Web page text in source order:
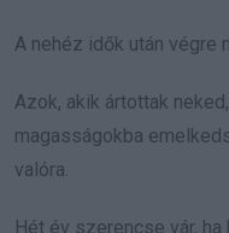
A nehéz idők után végre
Azok, akik ártottak
magasságokba
valóra.
Hét év szerencse vár,